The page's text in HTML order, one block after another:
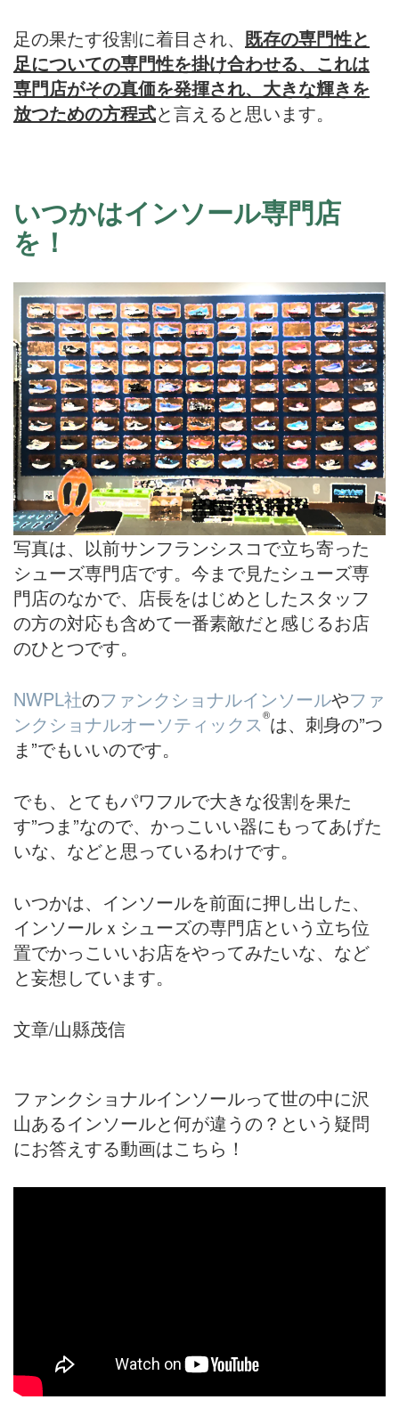
足の果たす役割に着目され、 既存の専門性と
足についての専門性を掛け合わせる、これは
専門店がその真価を発揮され、大きな輝きを
放つための方程式と言えると思います。
いつかはインソール専門店
を！
写真は、以前サンフランシスコで立ち寄った
シューズ専門店です。今まで見たシューズ専
門店のなかで、店長をはじめとしたスタッフ
の方の対応も含めて一番素敵だと感じるお店
のひとつです。
NWPL社のファンクショナルインソールやファ
ンクショナルオーソティックス®は、刺身の”つ
ま”でもいいのです。
でも、とてもパワフルで大きな役割を果た
す”つま”なので、かっこいい器にもってあげた
いな、などと思っているわけです。
いつかは、インソールを前面に押し出した、
インソールｘシューズの専門店という立ち位
置でかっこいいお店をやってみたいな、など
と妄想しています。
文章/山縣茂信
ファンクショナルインソールって世の中に沢
山あるインソールと何が違うの？という疑問
にお答えする動画はこちら！